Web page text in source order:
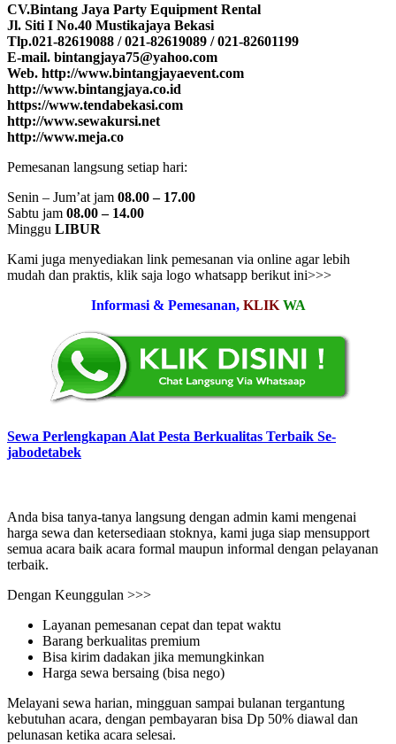
CV.Bintang Jaya Party Equipment Rental
Jl. Siti I No.40 Mustikajaya Bekasi
Tlp.021-82619088 / 021-82619089 / 021-82601199
E-mail. bintangjaya75@yahoo.com
Web. http://www.bintangjayaevent.com
http://www.bintangjaya.co.id
https://www.tendabekasi.com
http://www.sewakursi.net
http://www.meja.co
Pemesanan langsung setiap hari:
Senin – Jum’at jam 08.00 – 17.00
Sabtu jam 08.00 – 14.00
Minggu LIBUR
Kami juga menyediakan link pemesanan via online agar lebih
mudah dan praktis, klik saja logo whatsapp berikut ini>>>
Informasi & Pemesanan, KLIK WA
Sewa Perlengkapan Alat Pesta Berkualitas Terbaik Se-
jabodetabek
Anda bisa tanya-tanya langsung dengan admin kami mengenai
harga sewa dan ketersediaan stoknya, kami juga siap mensupport
semua acara baik acara formal maupun informal dengan pelayanan
terbaik.
Dengan Keunggulan >>>
Layanan pemesanan cepat dan tepat waktu
Barang berkualitas premium
Bisa kirim dadakan jika memungkinkan
Harga sewa bersaing (bisa nego)
Melayani sewa harian, mingguan sampai bulanan tergantung
kebutuhan acara, dengan pembayaran bisa Dp 50% diawal dan
pelunasan ketika acara selesai.